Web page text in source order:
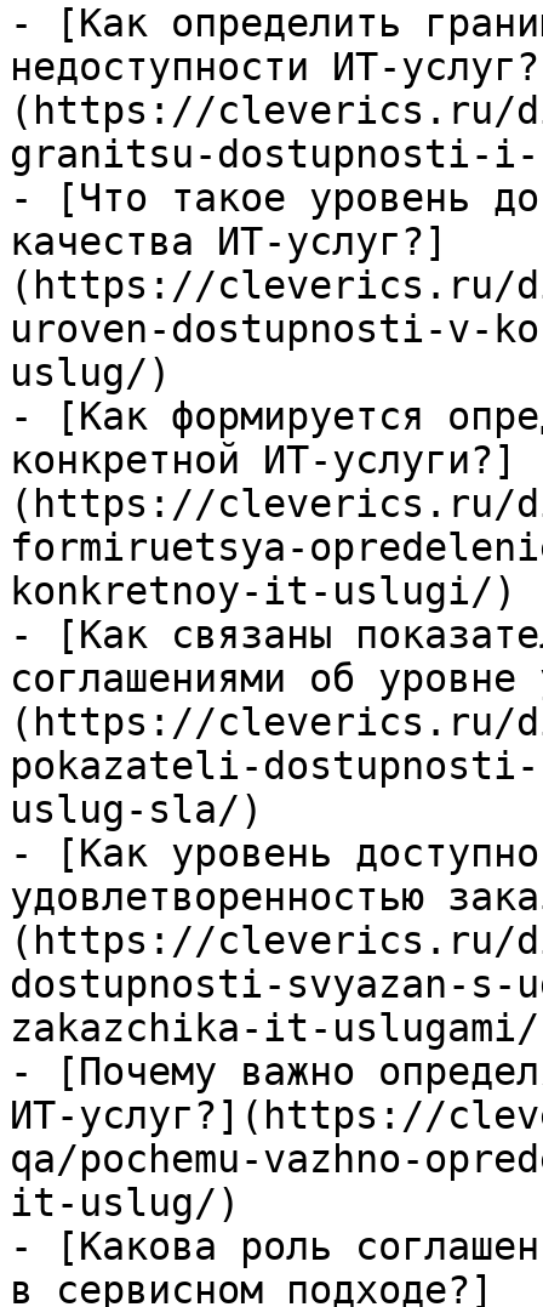
- [Как определить
недоступности ИТ-
(https://cleverics.ru/
granitsu-dostupnosti-
- [Что такое уровень
качества ИТ-услуг?]
(https://cleverics.ru/
uroven-dostupnosti-v-
uslug/)
- [Как формируется
конкретной ИТ-услуги?]
(https://cleverics.ru/
formiruetsya-
konkretnoy-it-uslugi/)
- [Как связаны
соглашениями об
(https://cleverics.ru/
pokazateli-dostupnosti-
uslug-sla/)
- [Как уровень
удовлетворенностью
(https://cleverics.ru/
dostupnosti-svyazan-s-
zakazchika-it-
- [Почему важно
ИТ-услуг?](https://
qa/pochemu-vazhno-
it-uslug/)
- [Какова роль
в сервисном подходе?]